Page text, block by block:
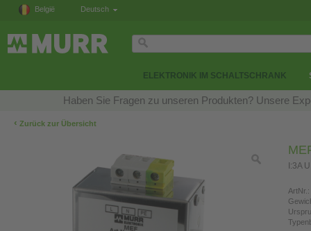
België Deutsch
ELEKTRONIK IM SCHALTSCHRANK
Haben Sie Fragen zu unseren Produkten? Unsere
‹ Zurück zur Übersicht
I:3A
ArtNr.: